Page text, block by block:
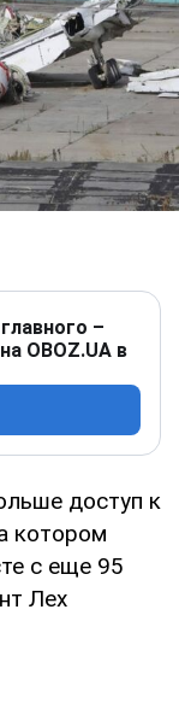
–
OBOZ.UA в
доступ к
котором
с еще 95
Лех